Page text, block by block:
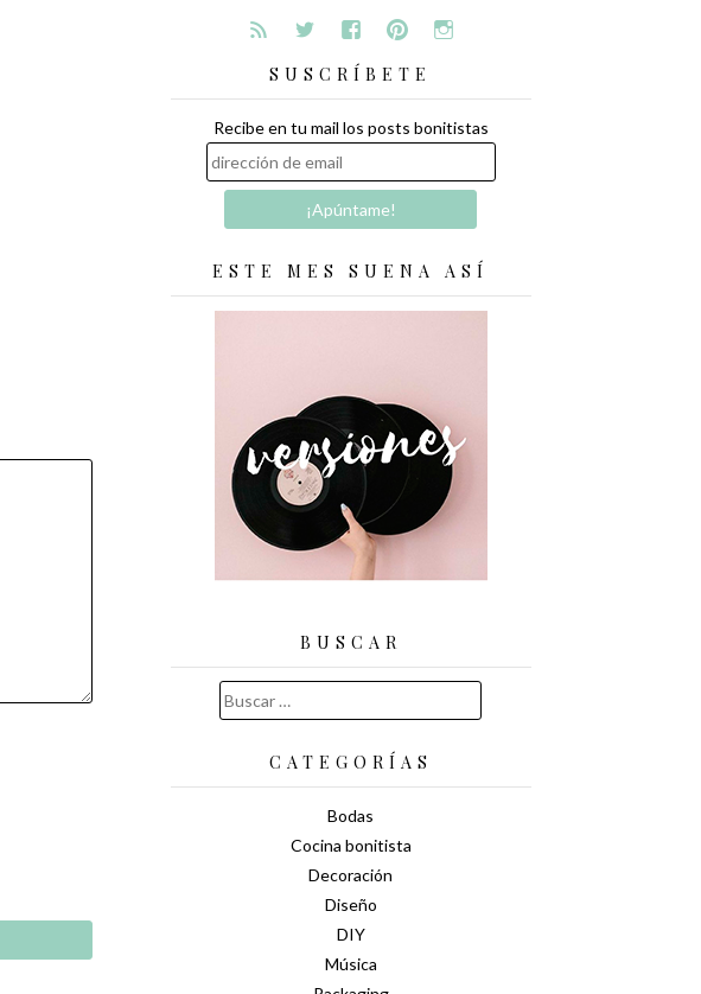
SUSCRÍBETE
Recibe en tu mail los posts bonitistas
ESTE MES SUENA ASÍ
BUSCAR
Buscar:
CATEGORÍAS
Bodas
Cocina bonitista
Decoración
Diseño
DIY
Música